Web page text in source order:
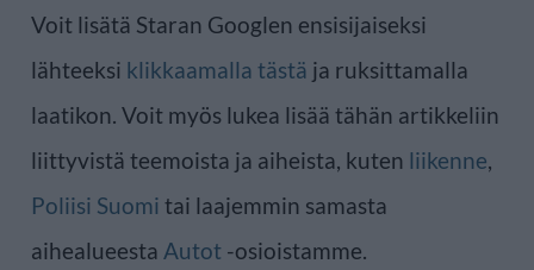
Voit lisätä Staran Googlen ensisijaiseksi
lähteeksi klikkaamalla tästä ja ruksittamalla
laatikon. Voit myös lukea lisää tähän artikkeliin
liittyvistä teemoista ja aiheista, kuten liikenne,
Poliisi Suomi tai laajemmin samasta
aihealueesta Autot -osioistamme.